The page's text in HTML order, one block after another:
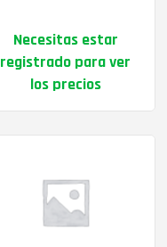
Necesitas estar
registrado para ver
los precios